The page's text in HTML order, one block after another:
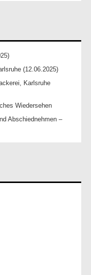
(12.06.2025)
Karlsruhe
Wiedersehen
Abschiednehmen –